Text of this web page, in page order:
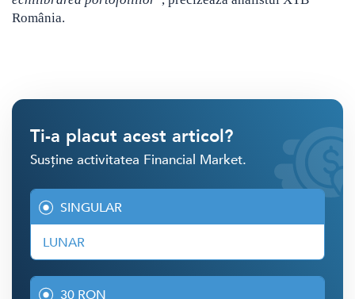
România.
Ti-a placut acest articol?
Susține activitatea Financial Market.
SINGULAR
LUNAR
30 RON